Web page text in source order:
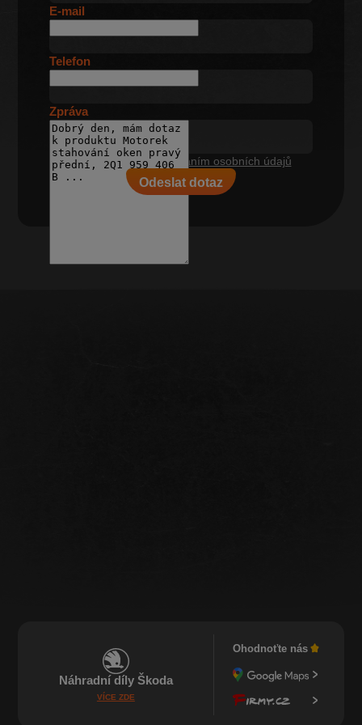
E-mail
Telefon
Zpráva
Souhlasím sezpracováním osobních údajů
Odeslat dotaz
Náhradní díly Škoda
VÍCE ZDE
Ohodnoťte nás